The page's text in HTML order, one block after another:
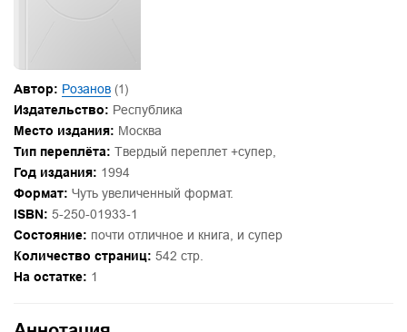
Автор: Розанов (1)
Издательство: Республика
Место издания: Москва
Тип переплёта: Твердый переплет +супер,
Год издания: 1994
Формат: Чуть увеличенный формат.
ISBN: 5-250-01933-1
Состояние: почти отличное и книга, и супер
Количество страниц: 542 стр.
На остатке: 1